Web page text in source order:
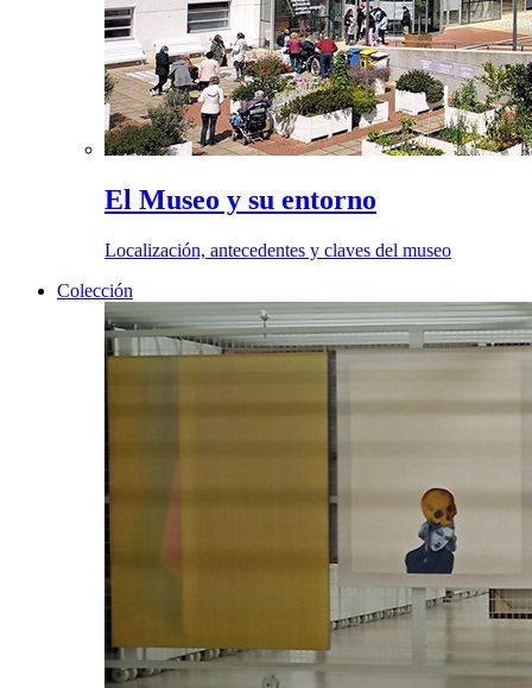
El Museo y su entorno
Localización, antecedentes y claves del museo
Colección